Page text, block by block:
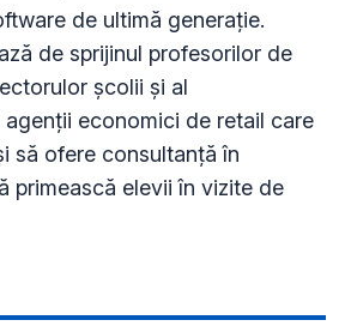
de ultimă generație.
de sprijinul profesorilor de
școlii și al
economici de retail care
să ofere consultanță în
primească elevii în vizite de